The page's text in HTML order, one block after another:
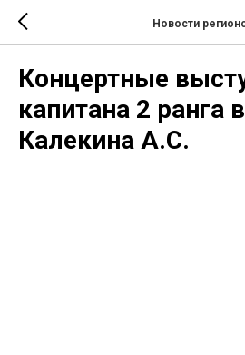
Новости
Концертные
капитана 2 ранга
Калекина А.С.